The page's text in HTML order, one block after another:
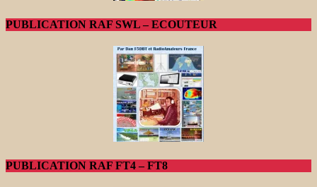
PUBLICATION RAF SWL – ECOUTEUR
PUBLICATION RAF FT4 – FT8